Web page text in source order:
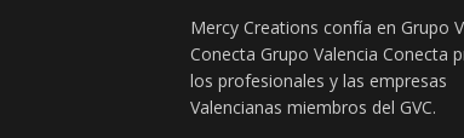
Mercy Creations confía en Grupo
Conecta Grupo Valencia Conecta
los profesionales y las empresas
Valencianas miembros del GVC.